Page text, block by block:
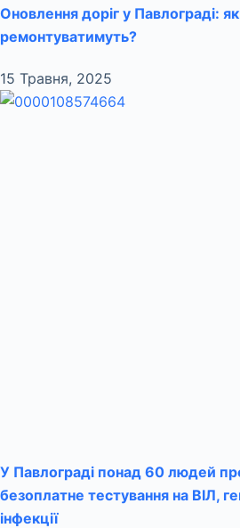
Оновлення доріг у Павлограді:
ремонтуватимуть?
15 Травня, 2025
У Павлограді понад 60 людей
безоплатне тестування на ВІЛ,
інфекції